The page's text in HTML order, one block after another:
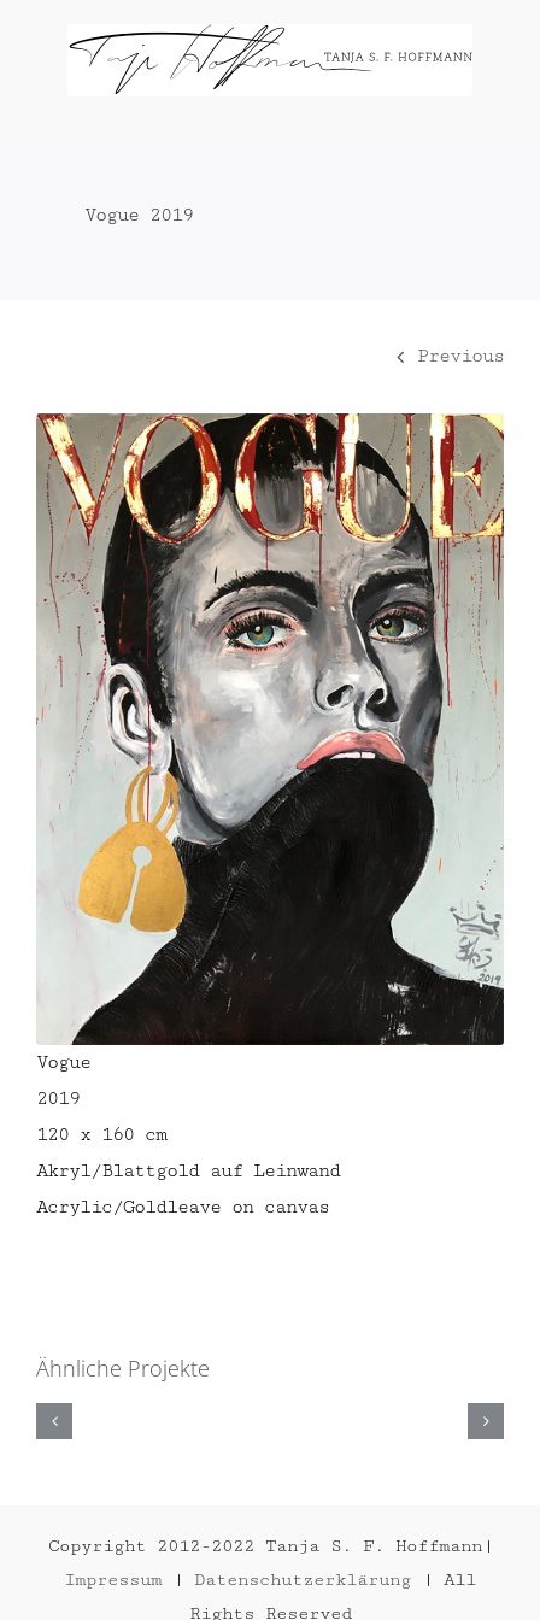
Vogue 2019
Previous
Vogue
2019
120 x 160 cm
Akryl/Blattgold auf Leinwand
Acrylic/Goldleave on canvas
Ähnliche Projekte
Copyright 2012-2022 Tanja S. F. Hoffmann|
Impressum| Datenschutzerklärung | All
Rights Reserved